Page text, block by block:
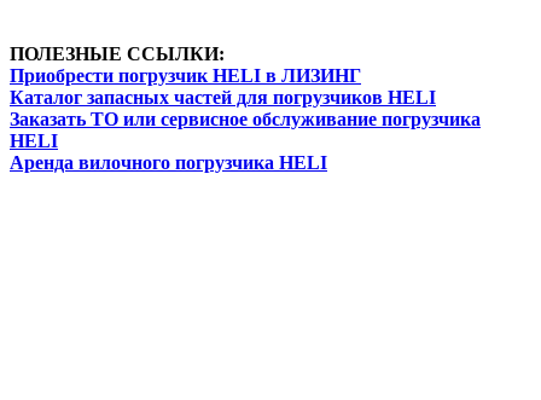
ПОЛЕЗНЫЕ ССЫЛКИ:
Приобрести погрузчик HELI в ЛИЗИНГ
Каталог запасных частей для погрузчиков HELI
Заказать ТО или сервисное обслуживание погрузчика
HELI
Аренда вилочного погрузчика HELI